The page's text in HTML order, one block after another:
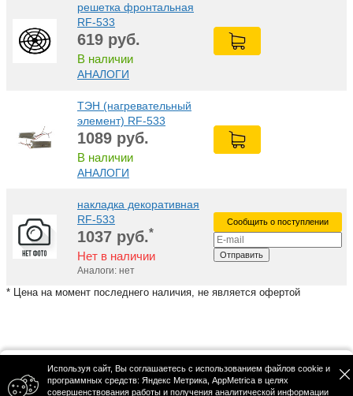
решетка фронтальная
RF-533
619 руб.
В наличии
АНАЛОГИ
ТЭН (нагревательный
элемент) RF-533
1089 руб.
В наличии
АНАЛОГИ
накладка декоративная
RF-533
1037 руб.*
Нет в наличии
Аналоги: нет
Сообщить о поступлении
Отправить
* Цена на момент последнего наличия, не является офертой
© 2026 ООО "РА СЕРВИС"
Политика конфиденциальности
Используя сайт, Вы соглашаетесь с использованием файлов cookie и
программных средств: Яндекс Метрика, AppMetrica в целях
совершенствования работы и получения аналитической информации